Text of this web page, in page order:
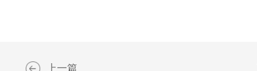
上一篇